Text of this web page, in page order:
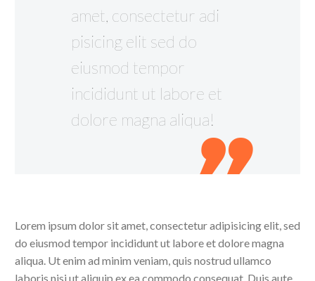
amet, consectetur adi
pisicing elit sed do
eiusmod tempor
incididunt ut labore et
dolore magna aliqua!
Lorem ipsum dolor sit amet, consectetur adipisicing elit, sed
do eiusmod tempor incididunt ut labore et dolore magna
aliqua. Ut enim ad minim veniam, quis nostrud ullamco
laboris nisi ut aliquip ex ea commodo consequat. Duis aute